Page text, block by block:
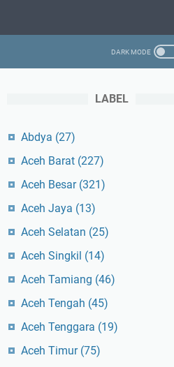
LABEL
Abdya (27)
Aceh Barat (227)
Aceh Besar (321)
Aceh Jaya (13)
Aceh Selatan (25)
Aceh Singkil (14)
Aceh Tamiang (46)
Aceh Tengah (45)
Aceh Tenggara (19)
Aceh Timur (75)